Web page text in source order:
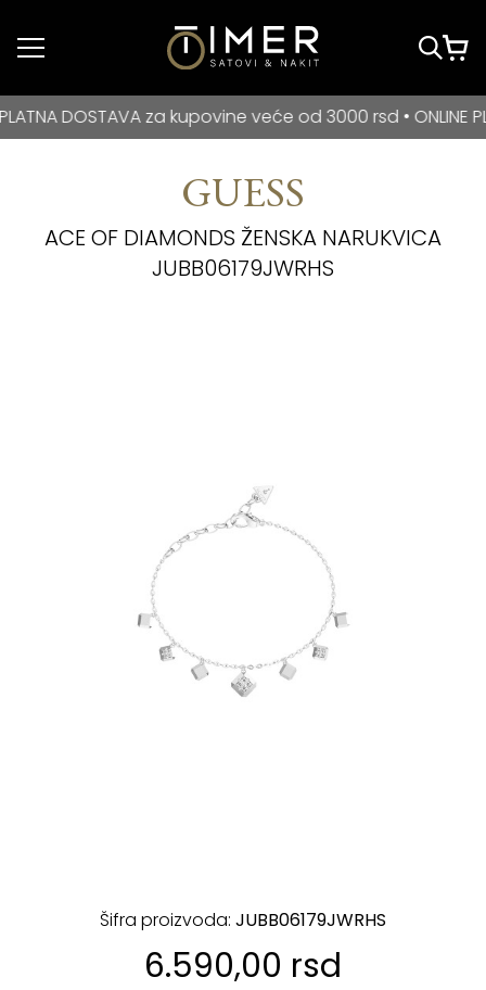
Idi do glavnog
BESPLATNA DOSTAVA za kupovine veće od 3000 rsd •
DOSTAVA za kupovine veće od 3000 rsd • ONLINE
GUESS
ACE OF DIAMONDS ŽENSKA NARUKVICA
JUBB06179JWRHS
Šifra proizvoda: JUBB06179JWRHS
6.590,00 rsd